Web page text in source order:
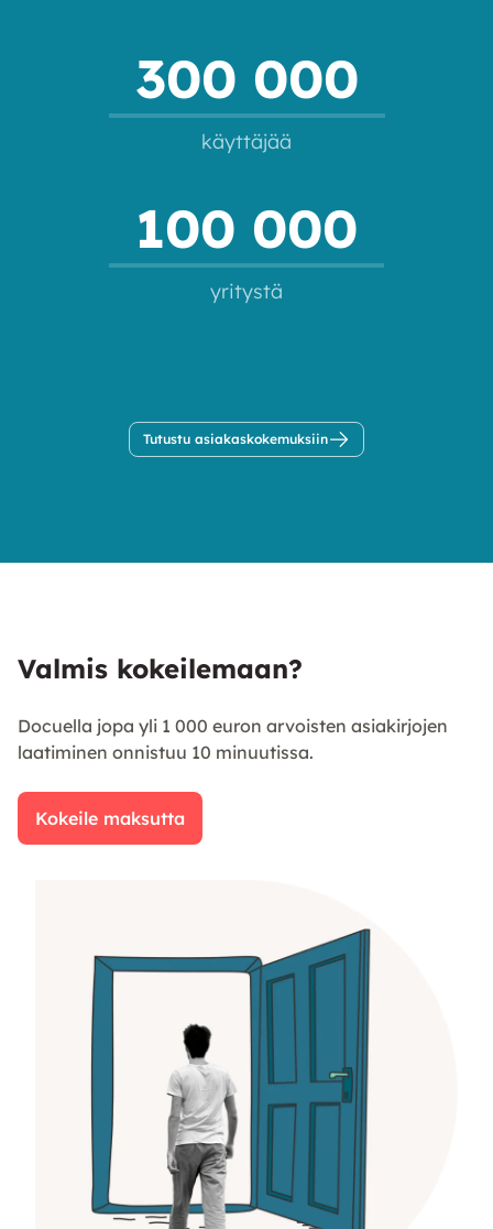
300 000
käyttäjää
100 000
yritystä
Tutustu asiakaskokemuksiin
Valmis kokeilemaan?
Docuella jopa yli 1 000 euron arvoisten asiakirjojen
laatiminen onnistuu 10 minuutissa.
Kokeile maksutta